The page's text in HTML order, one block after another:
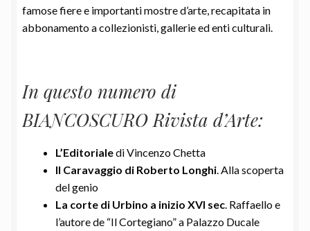
famose fiere e importanti mostre d’arte, recapitata in
abbonamento a collezionisti, gallerie ed enti culturali.
In questo numero di
BIANCOSCURO Rivista d’Arte:
L’Editorialedi Vincenzo Chetta
Il Caravaggio di Roberto Longhi. Alla scoperta
del genio
La corte di Urbino a inizio XVI sec. Raffaello e
l’autore de “Il Cortegiano” a Palazzo Ducale